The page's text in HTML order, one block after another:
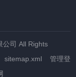
公司 All Rights
sitemap.xml
管理登